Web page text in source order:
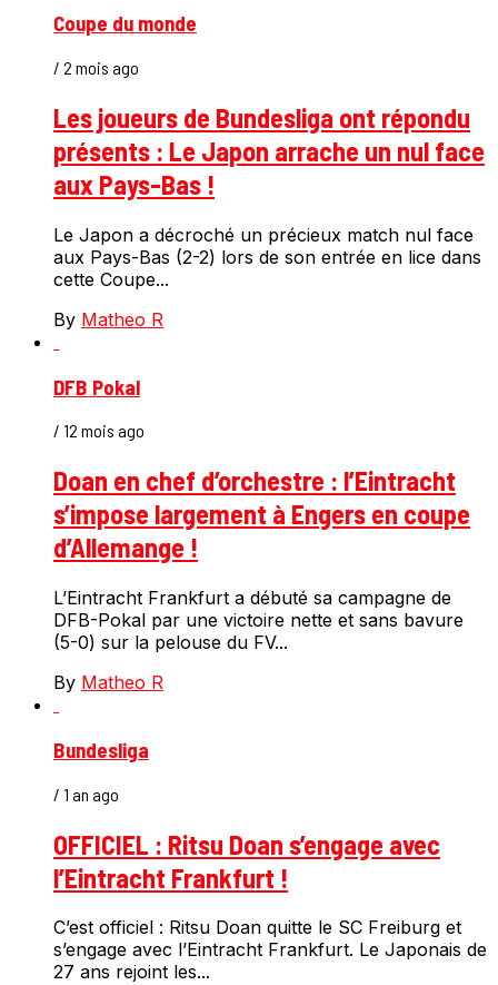
Coupe du monde
/ 2 mois ago
Les joueurs de Bundesliga ont répondu
présents : Le Japon arrache un nul face
aux Pays-Bas !
Le Japon a décroché un précieux match nul face
aux Pays-Bas (2-2) lors de son entrée en lice dans
cette Coupe...
By Matheo R
DFB Pokal
/ 12 mois ago
Doan en chef d’orchestre : l’Eintracht
s’impose largement à Engers en coupe
d’Allemange !
L’Eintracht Frankfurt a débuté sa campagne de
DFB-Pokal par une victoire nette et sans bavure
(5-0) sur la pelouse du FV...
By Matheo R
Bundesliga
/ 1 an ago
OFFICIEL : Ritsu Doan s’engage avec
l’Eintracht Frankfurt !
C’est officiel : Ritsu Doan quitte le SC Freiburg et
s’engage avec l’Eintracht Frankfurt. Le Japonais de
27 ans rejoint les...